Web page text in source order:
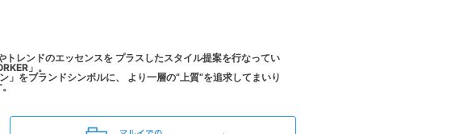
レンドのエッセンスを プラスしたスタイル提案を行なってい
」。
をブランドシンボルに、 より一層の”上質”を追求してまいり